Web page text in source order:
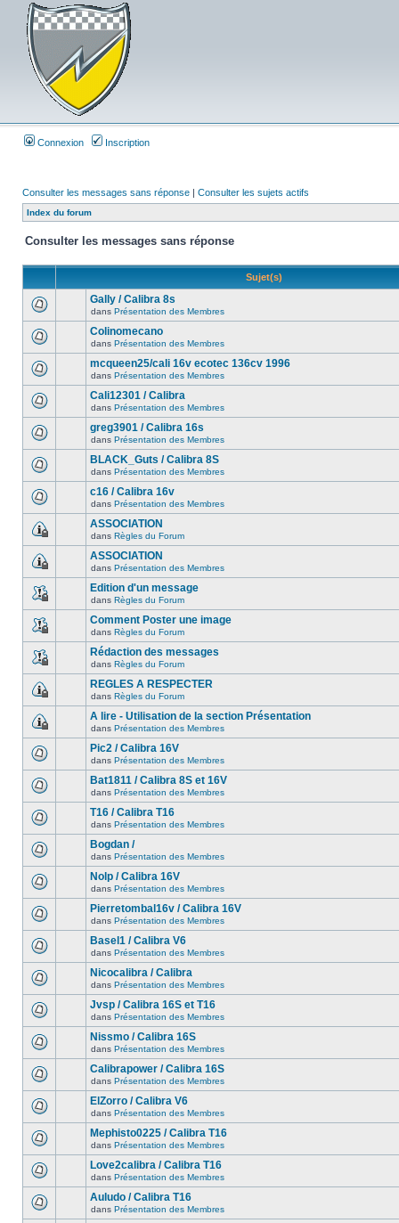
Connexion Inscription
Consulter les messages sans réponse | Consulter les sujets actifs
Index du forum
Consulter les messages sans réponse
Sujet(s)
Gally / Calibra 8s
dans Présentation des Membres
Colinomecano
dans Présentation des Membres
mcqueen25/cali 16v ecotec 136cv 1996
dans Présentation des Membres
Cali12301 / Calibra
dans Présentation des Membres
greg3901 / Calibra 16s
dans Présentation des Membres
BLACK_Guts / Calibra 8S
dans Présentation des Membres
c16 / Calibra 16v
dans Présentation des Membres
ASSOCIATION
dans Règles du Forum
ASSOCIATION
dans Présentation des Membres
Edition d'un message
dans Règles du Forum
Comment Poster une image
dans Règles du Forum
Rédaction des messages
dans Règles du Forum
REGLES A RESPECTER
dans Règles du Forum
A lire - Utilisation de la section Présentation
dans Présentation des Membres
Pic2 / Calibra 16V
dans Présentation des Membres
Bat1811 / Calibra 8S et 16V
dans Présentation des Membres
T16 / Calibra T16
dans Présentation des Membres
Bogdan /
dans Présentation des Membres
Nolp / Calibra 16V
dans Présentation des Membres
Pierretombal16v / Calibra 16V
dans Présentation des Membres
Basel1 / Calibra V6
dans Présentation des Membres
Nicocalibra / Calibra
dans Présentation des Membres
Jvsp / Calibra 16S et T16
dans Présentation des Membres
Nissmo / Calibra 16S
dans Présentation des Membres
Calibrapower / Calibra 16S
dans Présentation des Membres
ElZorro / Calibra V6
dans Présentation des Membres
Mephisto0225 / Calibra T16
dans Présentation des Membres
Love2calibra / Calibra T16
dans Présentation des Membres
Auludo / Calibra T16
dans Présentation des Membres